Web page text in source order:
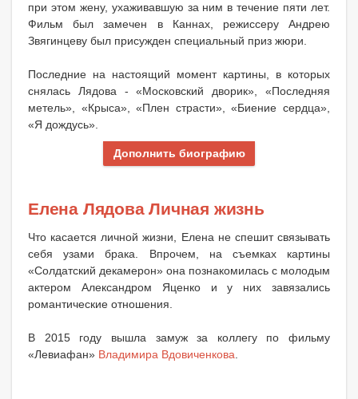
при этом жену, ухаживавшую за ним в течение пяти лет.
Фильм был замечен в Каннах, режиссеру Андрею
Звягинцеву был присужден специальный приз жюри.
Последние на настоящий момент картины, в которых
снялась Лядова - «Московский дворик», «Последняя
метель», «Крыса», «Плен страсти», «Биение сердца»,
«Я дождусь».
Дополнить биографию
Елена Лядова Личная жизнь
Что касается личной жизни, Елена не спешит связывать
себя узами брака. Впрочем, на съемках картины
«Солдатский декамерон» она познакомилась с молодым
актером Александром Яценко и у них завязались
романтические отношения.
В 2015 году вышла замуж за коллегу по фильму
«Левиафан» Владимира Вдовиченкова